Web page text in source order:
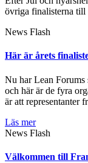
övriga finalisterna till
News Flash
Här är årets
Nu har Lean Forums
och här är de fyra
är att representanter
Läs mer
News Flash
Välkommen till